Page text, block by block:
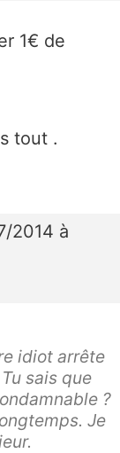
1€ de
tout .
2014 à
idiot arrête
sais que
?
Je